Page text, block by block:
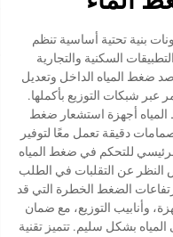
بنية تحتية أساسية تنظم
السكنية والتجارية
ضغط المياه الداخل وتعديل
عبر شبكات التوزيع بأكملها.
أجهزة استشعار ضغط
دقيقة تعمل معًا لتوفير
للتحكم في ضغط المياه
عن التقلبات في الطلب
الضغط الخطرة التي قد
وأنابيب التوزيع، مع ضمان
بشكل سليم. تتميز تقنية